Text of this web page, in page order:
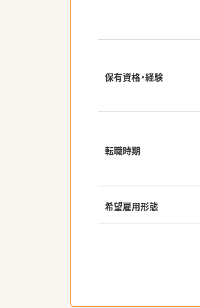
保有資格・経験
転職時期
希望雇用形態